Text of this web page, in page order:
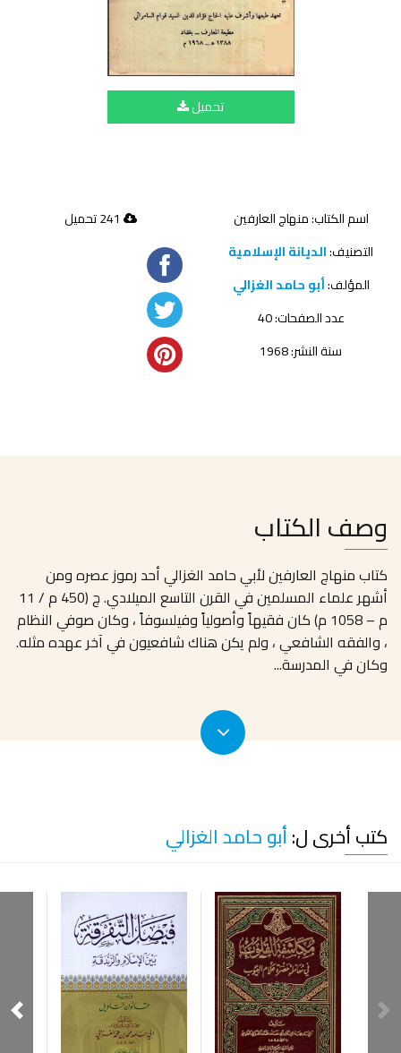
تحميل
اسم الكتاب: منهاج العارفين
التصنيف:الديانة الإسلامية
المؤلف:أبو حامد الغزالي
عدد الصفحات: 40
سنة النشر: 1968
وصف الكتاب
كتاب منهاج العارفين لأبي حامد الغزالي أحد رموز عصره ومن
أشهر علماء المسلمين في القرن التاسع الميلادي. ج (450 م / 11
م – 1058 م) كان فقيهاً وأصولياً وفيلسوفاً ، وكان صوفي النظام
، والفقه الشافعي ، ولم يكن هناك شافعيون في آخر عهده مثله.
وكان في المدرسة...
كتب أخرى ل:أبو حامد الغزالي